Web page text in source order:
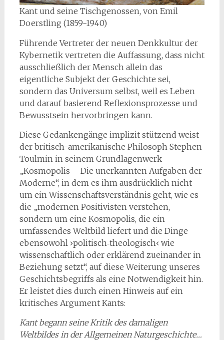
Kant und seine Tischgenossen, von Emil
Doerstling (1859-1940)
Führende Vertreter der neuen Denkkultur der
Kybernetik vertreten die Auffassung, dass nicht
ausschließlich der Mensch allein das
eigentliche Subjekt der Geschichte sei,
sondern das Universum selbst, weil es Leben
und darauf basierend Reflexionsprozesse und
Bewusstsein hervorbringen kann.
Diese Gedankengänge implizit stützend weist
der britisch-amerikanische Philosoph Stephen
Toulmin in seinem Grundlagenwerk
„Kosmopolis – Die unerkannten Aufgaben der
Moderne“, in dem es ihm ausdrücklich nicht
um ein Wissenschaftsverständnis geht, wie es
die „modernen Positivisten verstehen,
sondern um eine Kosmopolis, die ein
umfassendes Weltbild liefert und die Dinge
ebensowohl ›politisch‑theologisch‹ wie
wissenschaftlich oder erklärend zueinander in
Beziehung setzt“, auf diese Weiterung unseres
Geschichtsbegriffs als eine Notwendigkeit hin.
Er leistet dies durch einen Hinweis auf ein
kritisches Argument Kants:
Kant begann seine Kritik des damaligen
Weltbildes in der Allgemeinen Naturgeschichte…